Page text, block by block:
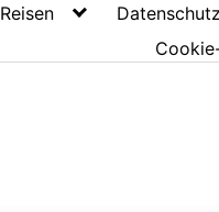
Reisen Datenschutz